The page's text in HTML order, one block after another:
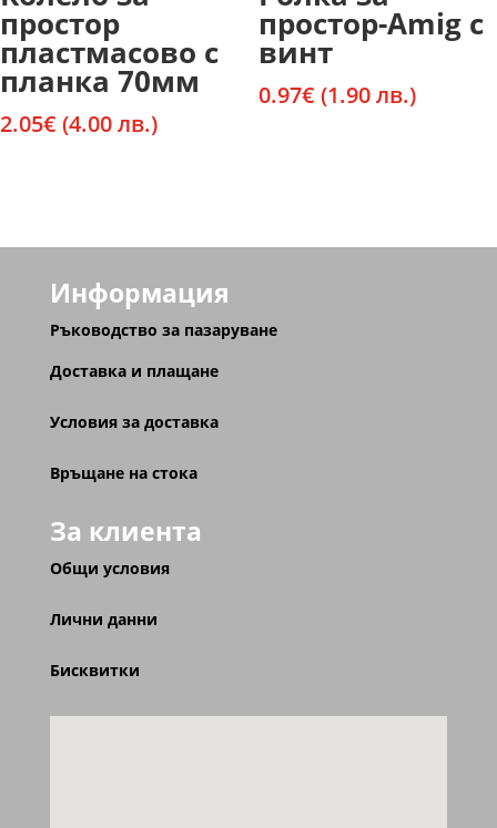
простор
пластмасово с
планка 70мм
2.05€ (4.00 лв.)
простор-Amig с
винт
0.97€ (1.90 лв.)
Информация
Ръководство за пазаруване
Доставка и плащане
Условия за доставка
Връщане на стока
За клиента
Общи условия
Лични данни
Бисквитки